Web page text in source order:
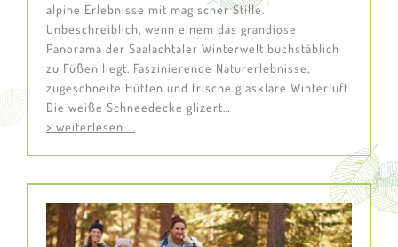
alpine Erlebnisse mit magischer Stille.
Unbeschreiblich, wenn einem das grandiose
Panorama der Saalachtaler Winterwelt buchstäblich
zu Füßen liegt. Faszinierende Naturerlebnisse,
zugeschneite Hütten und frische glasklare Winterluft.
Die weiße Schneedecke glizert…
> weiterlesen ...